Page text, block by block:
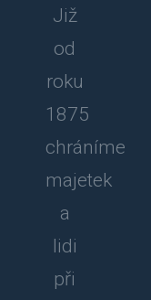
Již
od
roku
1875
chráníme
majetek
a
lidi
při